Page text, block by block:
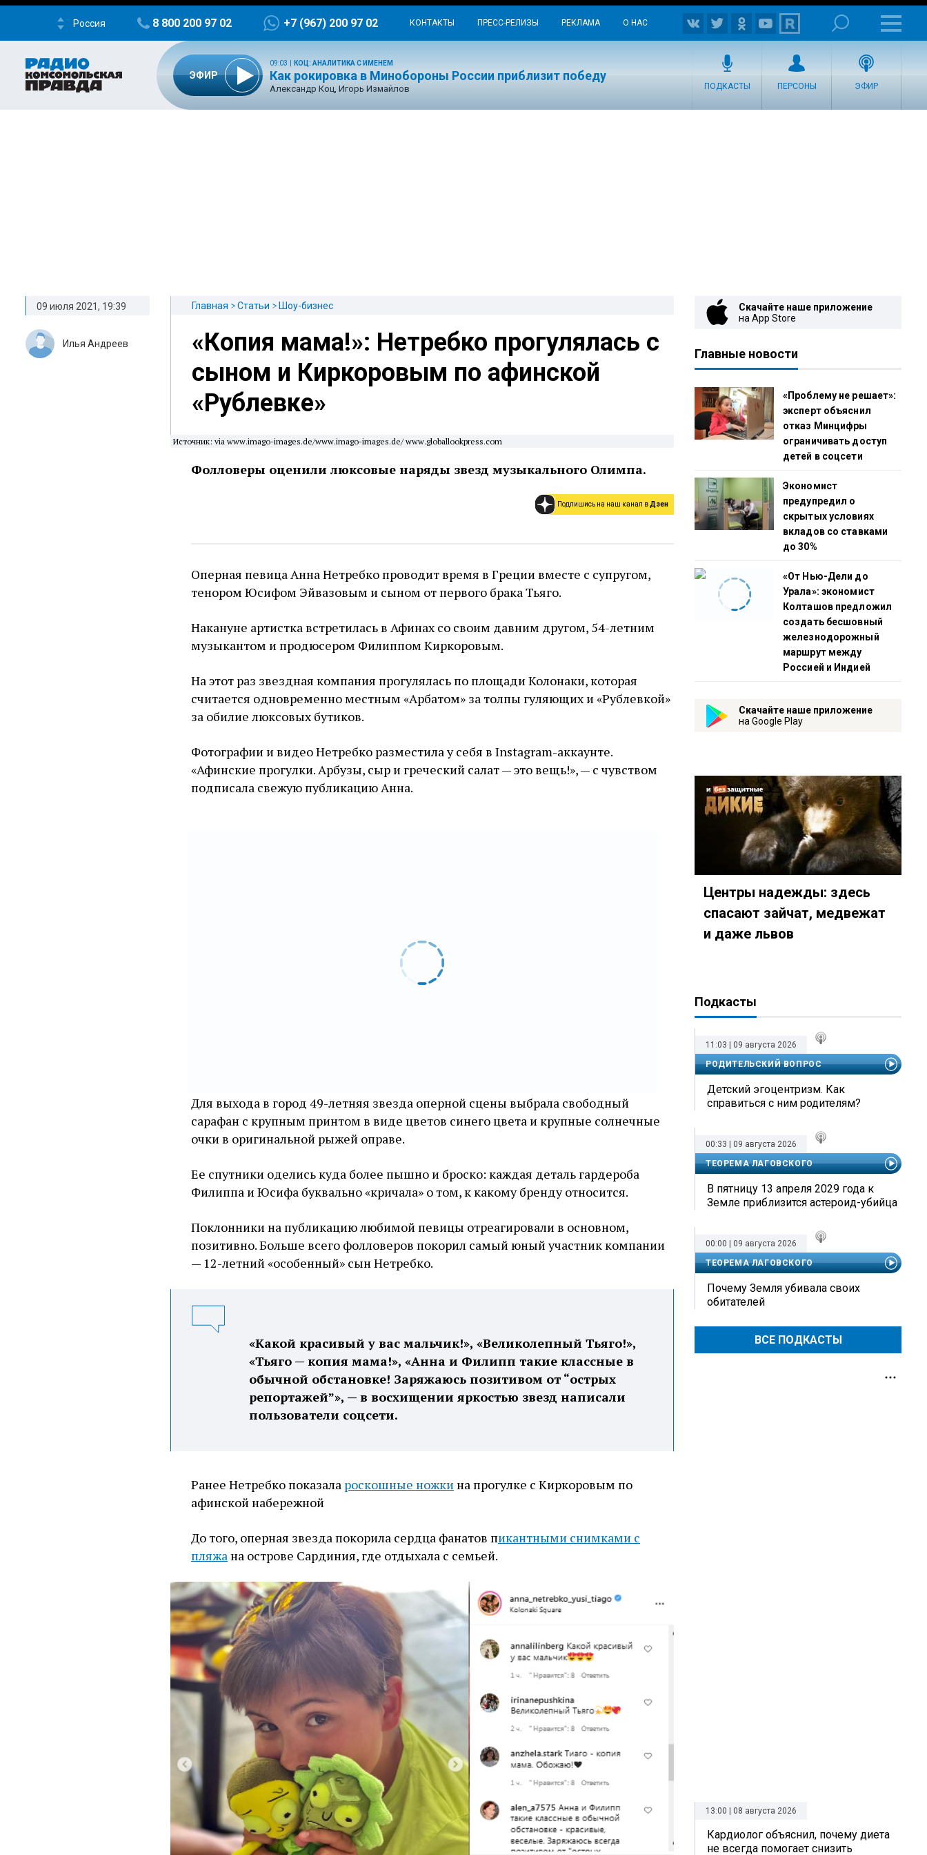
Россия 8 800 200 97 02 +7 (967) 200 97 02 КОНТАКТЫ ПРЕСС-РЕЛИЗЫ РЕКЛАМА О НАС
ЭФИР
09:03 КОЦ: АНАЛИТИКА С ИМЕНЕМ
Как рокировка в Минобороны России приблизит победу
Александр Коц, Игорь Измайлов ПОДКАСТЫ ПЕРСОНЫ ЭФИР
Главная Статьи Шоу-бизнес
«Копия мама!»: Нетребко прогулялась с
сыном и Киркоровым по афинской
«Рублевке»
Источник: via www.imago-images.de/www.imago-images.de/ www.globallookpress.com
Фолловеры оценили люксовые наряды звезд музыкального Олимпа.
Подпишись на наш канал вДзен
Оперная певица Анна Нетребко проводит время в Греции вместе с супругом,
тенором Юсифом Эйвазовым и сыном от первого брака Тьяго.
Накануне артистка встретилась в Афинах со своим давним другом, 54-летним
музыкантом и продюсером Филиппом Киркоровым.
На этот раз звездная компания прогулялась по площади Колонаки, которая
считается одновременно местным «Арбатом» за толпы гуляющих и «Рублевкой»
за обилие люксовых бутиков.
Фотографии и видео Нетребко разместила у себя в Instagram-аккаунте.
«Афинские прогулки. Арбузы, сыр и греческий салат — это вещь!», — с чувством
подписала свежую публикацию Анна.
Для выхода в город 49-летняя звезда оперной сцены выбрала свободный
сарафан с крупным принтом в виде цветов синего цвета и крупные солнечные
очки в оригинальной рыжей оправе.
Ее спутники оделись куда более пышно и броско: каждая деталь гардероба
Филиппа и Юсифа буквально «кричала» о том, к какому бренду относится.
Поклонники на публикацию любимой певицы отреагировали в основном,
позитивно. Больше всего фолловеров покорил самый юный участник компании
— 12-летний «особенный» сын Нетребко.
«Какой красивый у вас мальчик!», «Великолепный Тьяго!»,
«Тьяго — копия мама!», «Анна и Филипп такие классные в
обычной обстановке! Заряжаюсь позитивом от “острых
репортажей”», — в восхищении яркостью звезд написали
пользователи соцсети.
Ранее Нетребко показала роскошные ножкина прогулке с Киркоровым по
афинской набережной
До того, оперная звезда покорила сердца фанатов пикантными снимками с
пляжа на острове Сардиния, где отдыхала с семьей.
09 июля 2021, 19:39
Илья Андреев
Скачайте наше приложение
на App Store
Главные новости
«Проблему не решает»:
эксперт объяснил
отказ Минцифры
ограничивать доступ
детей в соцсети
Экономист
предупредил о
скрытых условиях
вкладов со ставками
до 30%
«От Нью-Дели до
Урала»: экономист
Колташов предложил
создать бесшовный
железнодорожный
маршрут между
Россией и Индией
Скачайте наше приложение
на Google Play
Центры надежды: здесь
спасают зайчат, медвежат
и даже львов
Подкасты
11:03 | 09 августа 2026
РОДИТЕЛЬСКИЙ ВОПРОС
Детский эгоцентризм. Как
справиться с ним родителям?
00:33 | 09 августа 2026
ТЕОРЕМА ЛАГОВСКОГО
В пятницу 13 апреля 2029 года к
Земле приблизится астероид-убийца
00:00 | 09 августа 2026
ТЕОРЕМА ЛАГОВСКОГО
Почему Земля убивала своих
обитателей
ВСЕ ПОДКАСТЫ
13:00 | 08 августа 2026
Кардиолог объяснил, почему диета
не всегда помогает снизить